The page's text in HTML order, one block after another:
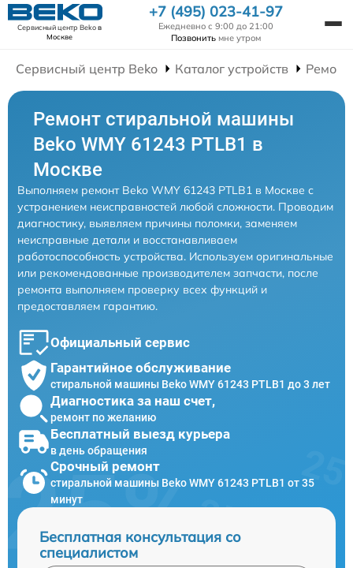
Сервисный центр Bekoв
Москве
+7 (495) 023-41-97
Ежедневно с 9:00 до 21:00
Позвонить мне утром
Сервисный центр Beko Каталог устройств
Ремонт стиральной машины
Beko WMY 61243 PTLB1 в
Москве
Выполняем ремонт Beko WMY 61243 PTLB1 в Москве с
устранением неисправностей любой сложности. Проводим
диагностику, выявляем причины поломки, заменяем
неисправные детали и восстанавливаем
работоспособность устройства. Используем оригинальные
или рекомендованные производителем запчасти, после
ремонта выполняем проверку всех функций и
предоставляем гарантию.
Официальный сервис
Гарантийное обслуживание
стиральной машины Beko WMY 61243 PTLB1 до 3 лет
Диагностика за наш счет,
ремонт по желанию
Бесплатный выезд курьера
в день обращения
Срочный ремонт
стиральной машины Beko WMY 61243 PTLB1 от 35
минут
Бесплатная консультация со
специалистом